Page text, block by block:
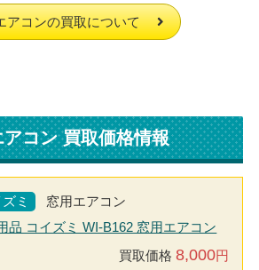
アコンの買取について
アコン 買取価格情報
ミ
窓用エアコン
品 コイズミ WI-B162 窓用エアコン
買取価格8,000円